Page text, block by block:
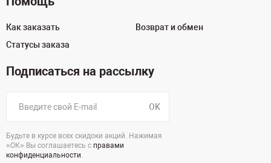
Как заказать
Статусы заказа
Возврат и обмен
Подписаться на рассылку
OK
Будьте в курсе всех скидоки акций. Нажимая
«ОК» Вы соглашаетесь с правами
конфиденциальности.